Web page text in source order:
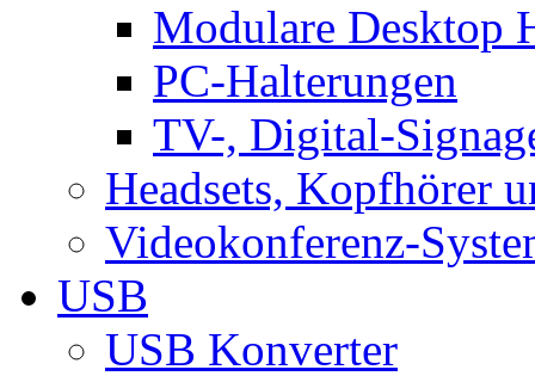
Modulare Desktop
PC-Halterungen
TV-, Digital-
Headsets, Kopfhörer
Videokonferenz-
USB
USB Konverter